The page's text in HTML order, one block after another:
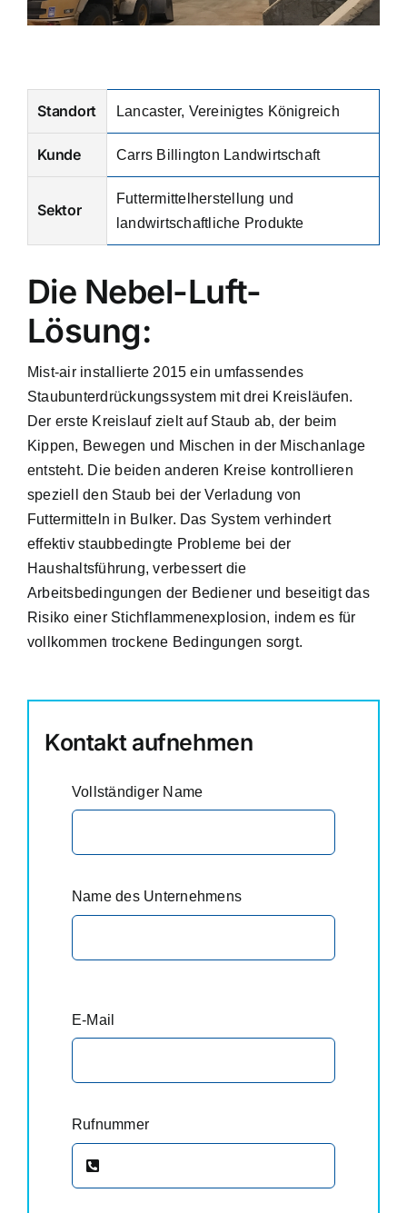
Standort Lancaster, Vereinigtes Königreich
Kunde Carrs Billington Landwirtschaft
Sektor
Futtermittelherstellung und
landwirtschaftliche Produkte
Die Nebel-Luft-
Lösung:
Mist-air installierte 2015 ein umfassendes
Staubunterdrückungssystem mit drei Kreisläufen.
Der erste Kreislauf zielt auf Staub ab, der beim
Kippen, Bewegen und Mischen in der Mischanlage
entsteht. Die beiden anderen Kreise kontrollieren
speziell den Staub bei der Verladung von
Futtermitteln in Bulker. Das System verhindert
effektiv staubbedingte Probleme bei der
Haushaltsführung, verbessert die
Arbeitsbedingungen der Bediener und beseitigt das
Risiko einer Stichflammenexplosion, indem es für
vollkommen trockene Bedingungen sorgt.
Kontakt aufnehmen
Vollständiger Name
Name des Unternehmens
E-Mail
Rufnummer